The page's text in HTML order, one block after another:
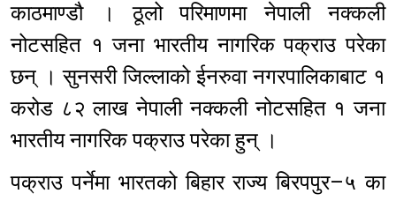
काठमाण्डौ । ठूलो परिमाणमा नेपाली नक्कली
नोटसहित १ जना भारतीय नागरिक पक्राउ परेका
छन् । सुनसरी जिल्लाको ईनरुवा नगरपालिकाबाट १
करोड ८२ लाख नेपाली नक्कली नोटसहित १ जना
भारतीय नागरिक पक्राउ परेका हुन् ।
पक्राउ पर्नेमा भारतको बिहार राज्य बिरपपुर–५ का